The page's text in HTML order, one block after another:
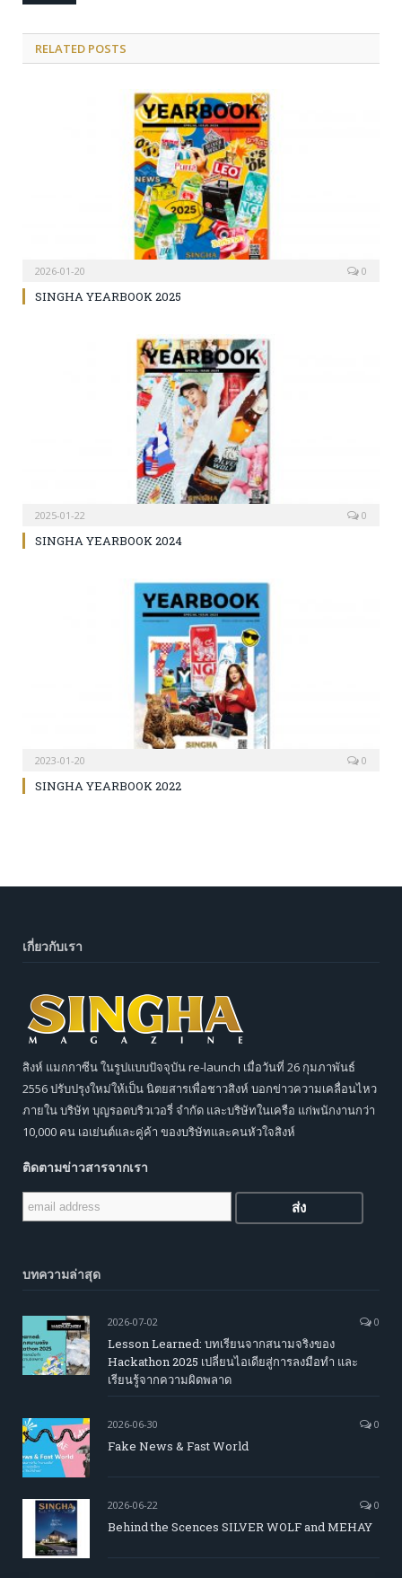
RELATED POSTS
2026-01-20 0
SINGHA YEARBOOK 2025
2025-01-22 0
SINGHA YEARBOOK 2024
2023-01-20 0
SINGHA YEARBOOK 2022
เกี่ยวกับเรา
สิงห์ แมกกาซีน ในรูปแบบปัจจุบัน re-launch เมื่อวันที่ 26 กุมภาพันธ์
2556 ปรับปรุงใหม่ให้เป็น นิตยสารเพื่อชาวสิงห์ บอกข่าวความเคลื่อนไหว
ภายใน บริษัท บุญรอดบริวเวอรี่ จำกัด และบริษัทในเครือ แก่พนักงานกว่า
10,000 คน เอเย่นต์และคู่ค้า ของบริษัทและคนหัวใจสิงห์
ติดตามข่าวสารจากเรา
บทความล่าสุด
2026-07-02 0
Lesson Learned: บทเรียนจากสนามจริงของ
Hackathon 2025 เปลี่ยนไอเดียสู่การลงมือทำ และ
เรียนรู้จากความผิดพลาด
2026-06-30 0
Fake News & Fast World
2026-06-22 0
Behind the Scences SILVER WOLF and MEHAY